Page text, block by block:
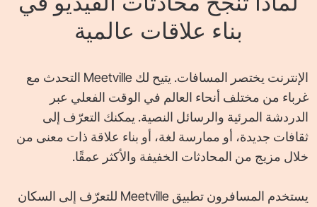
بناء علاقات عالمية
الإنترنت يختصر المسافات. يتيح لك ‎Meetville‎ التحدث مع
غرباء من مختلف أنحاء العالم في الوقت الفعلي عبر
الدردشة المرئية والرسائل النصية. يمكنك التعرّف إلى
ثقافات جديدة، أو ممارسة لغة، أو بناء علاقة ذات معنى من
خلال مزيج من المحادثات الخفيفة والأكثر عمقًا.
يستخدم المسافرون تطبيق ‎Meetville‎ للتعرّف إلى السكان